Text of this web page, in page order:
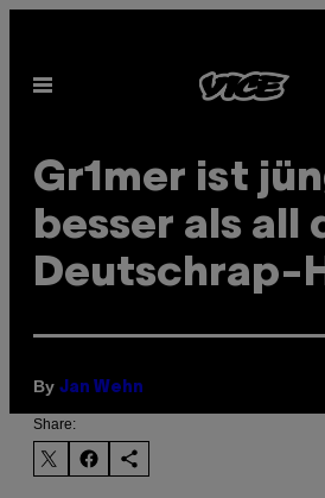
content
Open
Gr1mer ist
besser als all
Deutschrap-
By Jan Wehn
Share: